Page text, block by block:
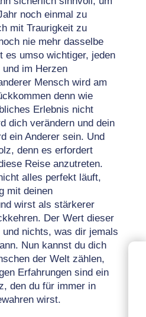
noch einmal zu
mit Traurigkeit zu
nie mehr dasselbe
es umso wichtiger, jeden
im Herzen
Mensch wird am
denn wie
Erlebnis nicht
dich verändern und dein
ein Anderer sein. Und
denn es erfordert
Reise anzutreten.
alles perfekt läuft,
mit deinen
wirst als stärkerer
Der Wert dieser
nichts, was dir jemals
Nun kannst du dich
der Welt zählen,
Erfahrungen sind ein
den du für immer in
wirst.